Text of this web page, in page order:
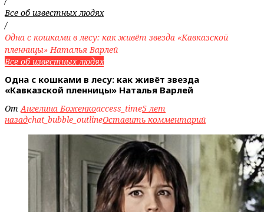
Все об известных людях
/
Одна с кошками в лесу: как живёт звезда «Кавказской
пленницы» Наталья Варлей
Все об известных людях
Одна с кошками в лесу: как живёт звезда
«Кавказской пленницы» Наталья Варлей
ОтАнгелина Боженкоaccess_time5 лет
назадchat_bubble_outlineОставить комментарий